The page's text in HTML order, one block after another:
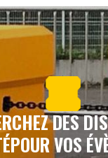
DES
POUR VOS